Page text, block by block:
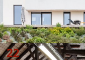
22